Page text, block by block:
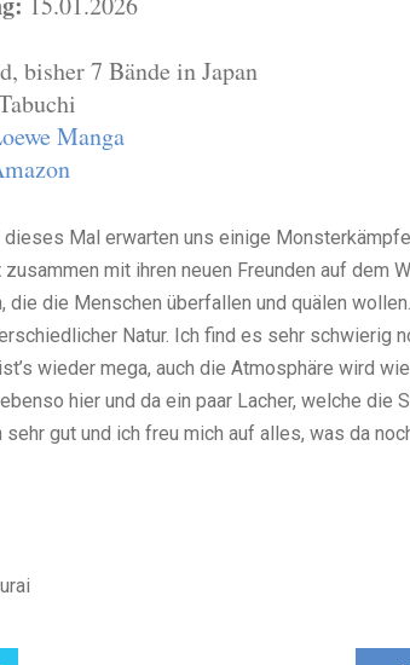
bisher 7 Bände in Japan
Manga
Mal erwarten uns einige
mit ihren neuen Freunden auf dem
die Menschen überfallen und quälen
Natur. Ich find es sehr schwierig
wieder mega, auch die Atmosphäre wird
hier und da ein paar Lacher, welche die
gut und ich freu mich auf alles, was da